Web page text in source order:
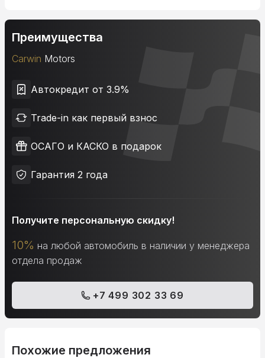
Преимущества
Carwin Motors
Автокредит от 3.9%
Trade-in как первый взнос
ОСАГО и КАСКО в подарок
Гарантия 2 года
Получите персональную скидку!
10% на любой автомобиль в наличии у менеджера
отдела продаж
+7 499 302 33 69
Похожие предложения